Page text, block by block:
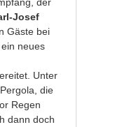
Josef
Gäste bei
neues
Unter
die
Regen
dann doch